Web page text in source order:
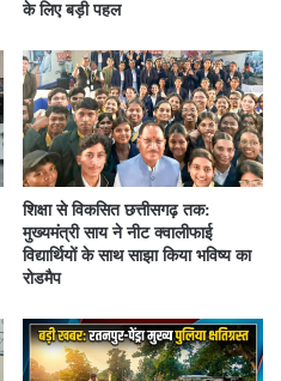
के लिए बड़ी पहल
शिक्षा से विकसित छत्तीसगढ़ तक:
मुख्यमंत्री साय ने नीट क्वालीफाई
विद्यार्थियों के साथ साझा किया भविष्य का
रोडमैप